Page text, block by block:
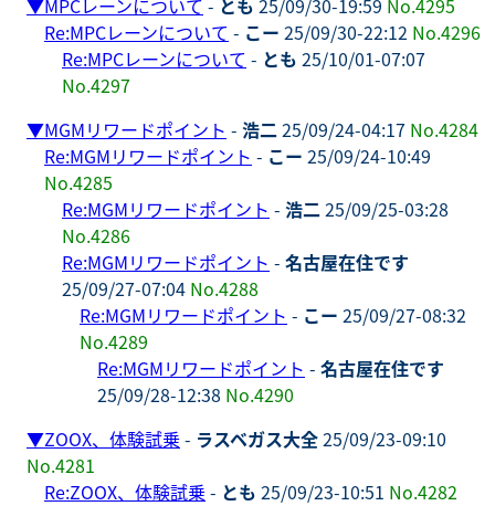
▼MPCレーンについて - とも 25/09/30-19:59 No.4295
Re:MPCレーンについて - こー 25/09/30-22:12 No.4296
Re:MPCレーンについて - とも 25/10/01-07:07
No.4297
▼MGMリワードポイント - 浩二25/09/24-04:17 No.4284
Re:MGMリワードポイント - こー 25/09/24-10:49
No.4285
Re:MGMリワードポイント - 浩二25/09/25-03:28
No.4286
Re:MGMリワードポイント - 名古屋在住です
25/09/27-07:04 No.4288
Re:MGMリワードポイント - こー 25/09/27-08:32
No.4289
Re:MGMリワードポイント - 名古屋在住です
25/09/28-12:38 No.4290
▼ZOOX、体験試乗- ラスベガス大全25/09/23-09:10
No.4281
Re:ZOOX、体験試乗- とも 25/09/23-10:51 No.4282